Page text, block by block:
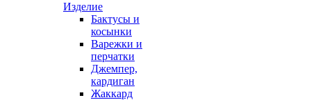
Изделие
Бактусы и
косынки
Варежки и
перчатки
Джемпер,
кардиган
Жаккард